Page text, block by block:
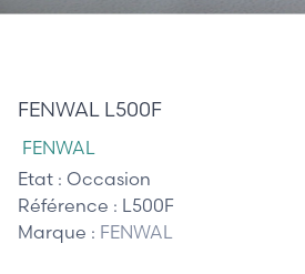
FENWAL L500F
FENWAL
Etat : Occasion
Référence : L500F
Marque : FENWAL